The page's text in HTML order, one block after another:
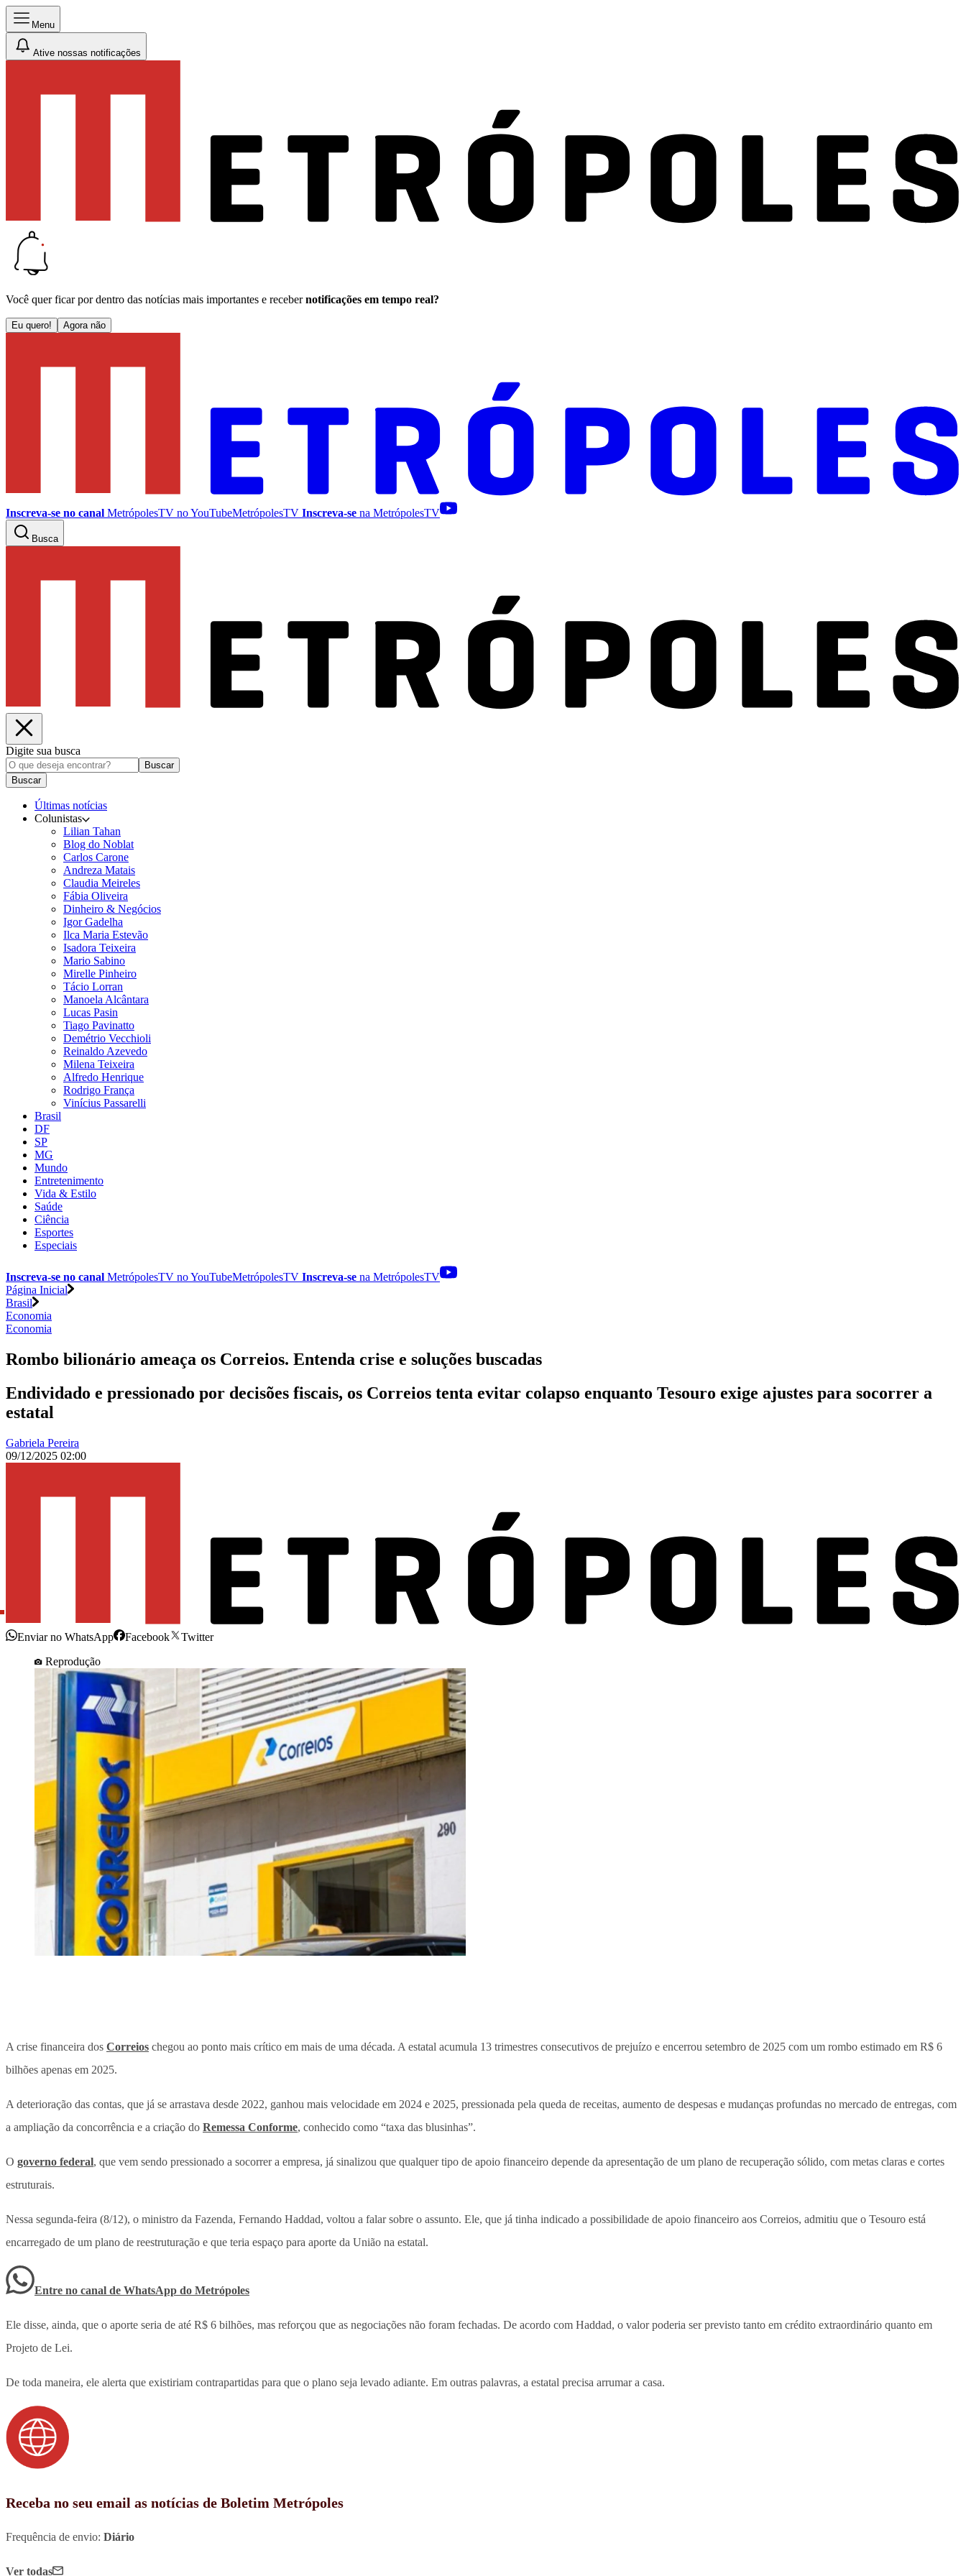
Menu
Ative nossas notificações
Você quer ficar por dentro das notícias mais importantes e receber notificações em tempo real?
Eu quero! Agora não
Inscreva-se no canal MetrópolesTV noYouTubeMetrópolesTV Inscreva-se na MetrópolesTV
Busca
Digite sua busca
Buscar
Buscar
Últimas notícias
Colunistas
Lilian Tahan
Blog do Noblat
Carlos Carone
Andreza Matais
Claudia Meireles
Fábia Oliveira
Dinheiro & Negócios
Igor Gadelha
Ilca Maria Estevão
Isadora Teixeira
Mario Sabino
Mirelle Pinheiro
Tácio Lorran
Manoela Alcântara
Lucas Pasin
Tiago Pavinatto
Demétrio Vecchioli
Reinaldo Azevedo
Milena Teixeira
Alfredo Henrique
Rodrigo França
Vinícius Passarelli
Brasil
DF
SP
MG
Mundo
Entretenimento
Vida & Estilo
Saúde
Ciência
Esportes
Especiais
Inscreva-se no canal MetrópolesTV noYouTubeMetrópolesTV Inscreva-se na MetrópolesTV
Página Inicial
Brasil
Economia
Economia
Rombo bilionário ameaça os Correios. Entenda crise e soluções buscadas
Endividado e pressionado por decisões fiscais, os Correios tenta evitar colapso enquanto Tesouro exige ajustes para socorrer a
estatal
Gabriela Pereira
09/12/2025 02:00
Enviar no WhatsApp Facebook
Twitter
Reprodução
A crise financeira dos Correios chegou ao ponto mais crítico em mais de uma década. A estatal acumula 13 trimestres consecutivos de prejuízo e encerrou setembro de 2025 com um rombo estimado em R$ 6
bilhões apenas em 2025.
A deterioração das contas, que já se arrastava desde 2022, ganhou mais velocidade em 2024 e 2025, pressionada pela queda de receitas, aumento de despesas e mudanças profundas no mercado de entregas, com
a ampliação da concorrência e a criação do Remessa Conforme, conhecido como “taxa das blusinhas”.
O governo federal, que vem sendo pressionado a socorrer a empresa, já sinalizou que qualquer tipo de apoio financeiro depende da apresentação de um plano de recuperação sólido, com metas claras e cortes
estruturais.
Nessa segunda-feira (8/12), o ministro da Fazenda, Fernando Haddad, voltou a falar sobre o assunto. Ele, que já tinha indicado a possibilidade de apoio financeiro aos Correios, admitiu que o Tesouro está
encarregado de um plano de reestruturação e que teria espaço para aporte da União na estatal.
Entre no canal de WhatsApp do Metrópoles
Ele disse, ainda, que o aporte seria de até R$ 6 bilhões, mas reforçou que as negociações não foram fechadas. De acordo com Haddad, o valor poderia ser previsto tanto em crédito extraordinário quanto em
Projeto de Lei.
De toda maneira, ele alerta que existiriam contrapartidas para que o plano seja levado adiante. Em outras palavras, a estatal precisa arrumar a casa.
Receba no seu email as notícias de Boletim Metrópoles
Frequência de envio: Diário
Ver todas